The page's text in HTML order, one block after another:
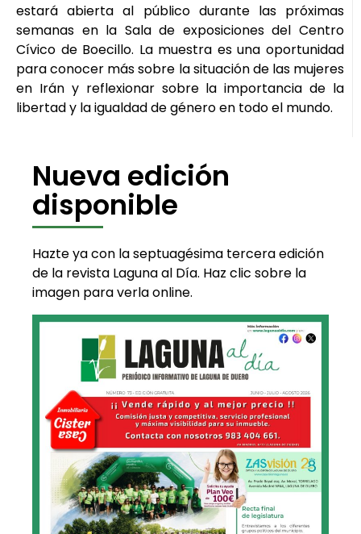
estará abierta al público durante las próximas
semanas en la Sala de exposiciones del Centro
Cívico de Boecillo. La muestra es una oportunidad
para conocer más sobre la situación de las mujeres
en Irán y reflexionar sobre la importancia de la
libertad y la igualdad de género en todo el mundo.
Nueva edición
disponible
Hazte ya con la septuagésima tercera edición
de la revista Laguna al Día. Haz clic sobre la
imagen para verla online.